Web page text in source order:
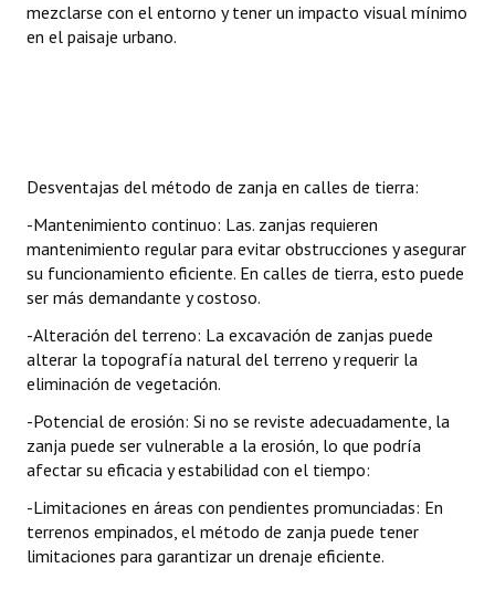
mezclarse con el entorno y tener un impacto visual mínimo
en el paisaje urbano.
Desventajas del método de zanja en calles de tierra:
-Mantenimiento continuo: Las. zanjas requieren
mantenimiento regular para evitar obstrucciones y asegurar
su funcionamiento eficiente. En calles de tierra, esto puede
ser más demandante y costoso.
-Alteración del terreno: La excavación de zanjas puede
alterar la topografía natural del terreno y requerir la
eliminación de vegetación.
-Potencial de erosión: Si no se reviste adecuadamente, la
zanja puede ser vulnerable a la erosión, lo que podría
afectar su eficacia y estabilidad con el tiempo:
-Limitaciones en áreas con pendientes promunciadas: En
terrenos empinados, el método de zanja puede tener
limitaciones para garantizar un drenaje eficiente.